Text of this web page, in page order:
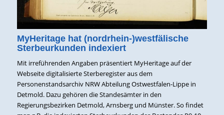
MyHeritage hat (nordrhein-)westfälische
Sterbeurkunden indexiert
Mit irreführenden Angaben präsentiert MyHeritage auf der
Webseite digitalisierte Sterberegister aus dem
Personenstandsarchiv NRW Abteilung Ostwestfalen-Lippe in
Detmold. Dazu gehören die Standesämter in den
Regierungsbezirken Detmold, Arnsberg und Münster. So findet